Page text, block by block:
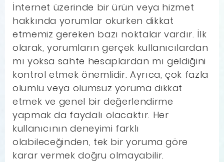
İnternet üzerinde bir ürün veya hizmet
hakkında yorumlar okurken dikkat
etmemiz gereken bazı noktalar vardır. İlk
olarak, yorumların gerçek kullanıcılardan
mı yoksa sahte hesaplardan mı geldiğini
kontrol etmek önemlidir. Ayrıca, çok fazla
olumlu veya olumsuz yoruma dikkat
etmek ve genel bir değerlendirme
yapmak da faydalı olacaktır. Her
kullanıcının deneyimi farklı
olabileceğinden, tek bir yoruma göre
karar vermek doğru olmayabilir.